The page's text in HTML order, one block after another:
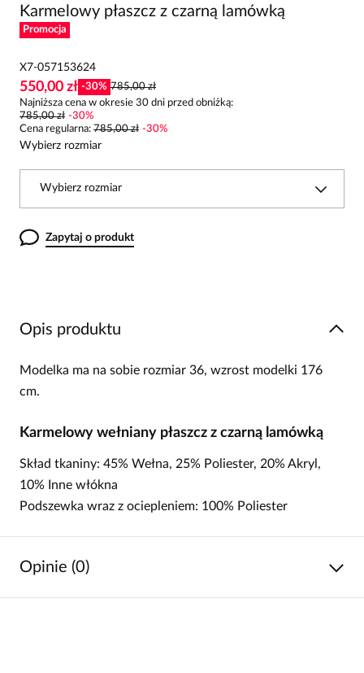
Karmelowy płaszcz z czarną lamówką
Promocja
X7-057153624
550,00 zł -30% 785,00 zł
Najniższa cena w okresie 30 dni przed obniżką:
785,00 zł -30%
Cena regularna: 785,00 zł -30%
Wybierz rozmiar
Wybierz rozmiar
Zapytaj o produkt
Opis produktu
Modelka ma na sobie rozmiar 36, wzrost modelki 176
cm.
Karmelowy wełniany płaszcz z czarną lamówką
Skład tkaniny: 45% Wełna, 25% Poliester, 20% Akryl,
10% Inne włókna
Podszewka wraz z ociepleniem: 100% Poliester
Opinie (0)